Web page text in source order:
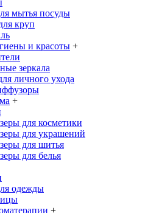
мытья посуды
круп
и красоты +
зеркала
личного ухода
+
для косметики
для украшений
для шитья
для белья
одежды
+